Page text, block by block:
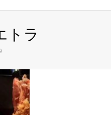
トラ